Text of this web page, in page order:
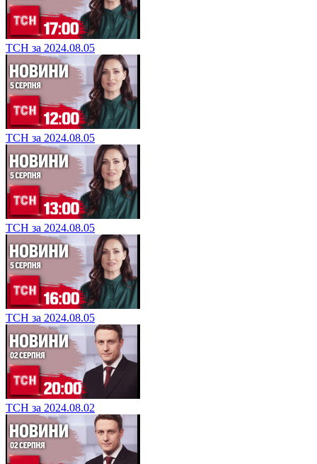
ТСН за 2024.08.05
ТСН за 2024.08.05
ТСН за 2024.08.05
ТСН за 2024.08.05
ТСН за 2024.08.02